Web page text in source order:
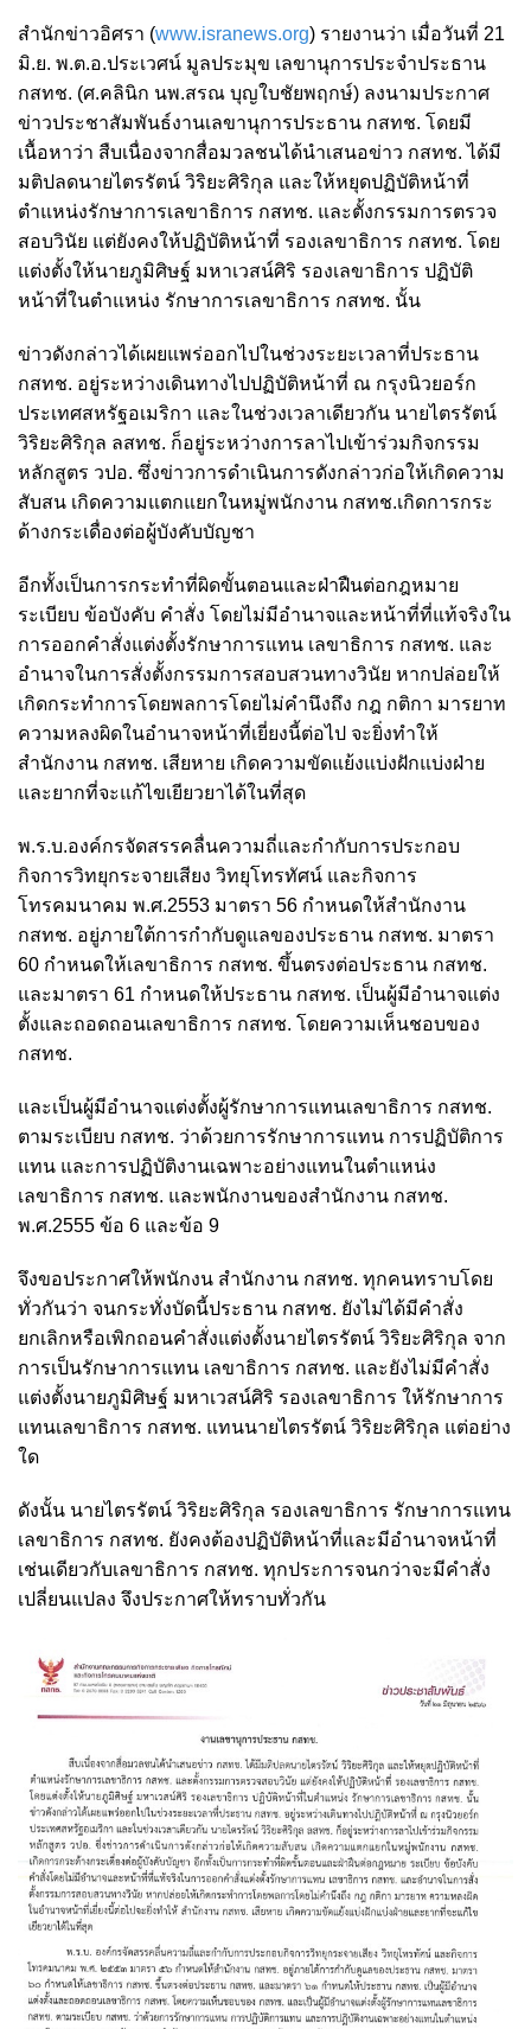
สำนักข่าวอิศรา (www.isranews.org) รายงานว่า เมื่อวันที่ 21
มิ.ย. พ.ต.อ.ประเวศน์ มูลประมุข เลขานุการประจำประธาน
กสทช. (ศ.คลินิก นพ.สรณ บุญใบชัยพฤกษ์) ลงนามประกาศ
ข่าวประชาสัมพันธ์งานเลขานุการประธาน กสทช. โดยมี
เนื้อหาว่า สืบเนื่องจากสื่อมวลชนได้นำเสนอข่าว กสทช. ได้มี
มติปลดนายไตรรัตน์ วิริยะศิริกุล และให้หยุดปฏิบัติหน้าที่
ตำแหน่งรักษาการเลขาธิการ กสทช. และตั้งกรรมการตรวจ
สอบวินัย แต่ยังคงให้ปฏิบัติหน้าที่ รองเลขาธิการ กสทช. โดย
แต่งตั้งให้นายภูมิศิษฐ์ มหาเวสน์ศิริ รองเลขาธิการ ปฏิบัติ
หน้าที่ในตำแหน่ง รักษาการเลขาธิการ กสทช. นั้น
ข่าวดังกล่าวได้เผยแพร่ออกไปในช่วงระยะเวลาที่ประธาน
กสทช. อยู่ระหว่างเดินทางไปปฏิบัติหน้าที่ ณ กรุงนิวยอร์ก
ประเทศสหรัฐอเมริกา และในช่วงเวลาเดียวกัน นายไตรรัตน์
วิริยะศิริกุล ลสทช. ก็อยู่ระหว่างการลาไปเข้าร่วมกิจกรรม
หลักสูตร วปอ. ซึ่งข่าวการดำเนินการดังกล่าวก่อให้เกิดความ
สับสน เกิดความแตกแยกในหมู่พนักงาน กสทช.เกิดการกระ
ด้างกระเดื่องต่อผู้บังคับบัญชา
อีกทั้งเป็นการกระทำที่ผิดขั้นตอนและฝ่าฝืนต่อกฎหมาย
ระเบียบ ข้อบังคับ คำสั่ง โดยไม่มีอำนาจและหน้าที่ที่แท้จริงใน
การออกคำสั่งแต่งตั้งรักษาการแทน เลขาธิการ กสทช. และ
อำนาจในการสั่งตั้งกรรมการสอบสวนทางวินัย หากปล่อยให้
เกิดกระทำการโดยพลการโดยไม่คำนึงถึง กฎ กติกา มารยาท
ความหลงผิดในอำนาจหน้าที่เยี่ยงนี้ต่อไป จะยิ่งทำให้
สำนักงาน กสทช. เสียหาย เกิดความขัดแย้งแบ่งฝักแบ่งฝ่าย
และยากที่จะแก้ไขเยียวยาได้ในที่สุด
พ.ร.บ.องค์กรจัดสรรคลื่นความถี่และกำกับการประกอบ
กิจการวิทยุกระจายเสียง วิทยุโทรทัศน์ และกิจการ
โทรคมนาคม พ.ศ.2553 มาตรา 56 กำหนดให้สำนักงาน
กสทช. อยู่ภายใต้การกำกับดูแลของประธาน กสทช. มาตรา
60 กำหนดให้เลขาธิการ กสทช. ขึ้นตรงต่อประธาน กสทช.
และมาตรา 61 กำหนดให้ประธาน กสทช. เป็นผู้มีอำนาจแต่ง
ตั้งและถอดถอนเลขาธิการ กสทช. โดยความเห็นชอบของ
กสทช.
และเป็นผู้มีอำนาจแต่งตั้งผู้รักษาการแทนเลขาธิการ กสทช.
ตามระเบียบ กสทช. ว่าด้วยการรักษาการแทน การปฏิบัติการ
แทน และการปฏิบัติงานเฉพาะอย่างแทนในตำแหน่ง
เลขาธิการ กสทช. และพนักงานของสำนักงาน กสทช.
พ.ศ.2555 ข้อ 6 และข้อ 9
จึงขอประกาศให้พนักงน สำนักงาน กสทช. ทุกคนทราบโดย
ทั่วกันว่า จนกระทั่งบัดนี้ประธาน กสทช. ยังไม่ได้มีคำสั่ง
ยกเลิกหรือเพิกถอนคำสั่งแต่งตั้งนายไตรรัตน์ วิริยะศิริกุล จาก
การเป็นรักษาการแทน เลขาธิการ กสทช. และยังไม่มีคำสั่ง
แต่งตั้งนายภูมิศิษฐ์ มหาเวสน์ศิริ รองเลขาธิการ ให้รักษาการ
แทนเลขาธิการ กสทช. แทนนายไตรรัตน์ วิริยะศิริกุล แต่อย่าง
ใด
ดังนั้น นายไตรรัตน์ วิริยะศิริกุล รองเลขาธิการ รักษาการแทน
เลขาธิการ กสทช. ยังคงต้องปฏิบัติหน้าที่และมีอำนาจหน้าที่
เช่นเดียวกับเลขาธิการ กสทช. ทุกประการจนกว่าจะมีคำสั่ง
เปลี่ยนแปลง จึงประกาศให้ทราบทั่วกัน